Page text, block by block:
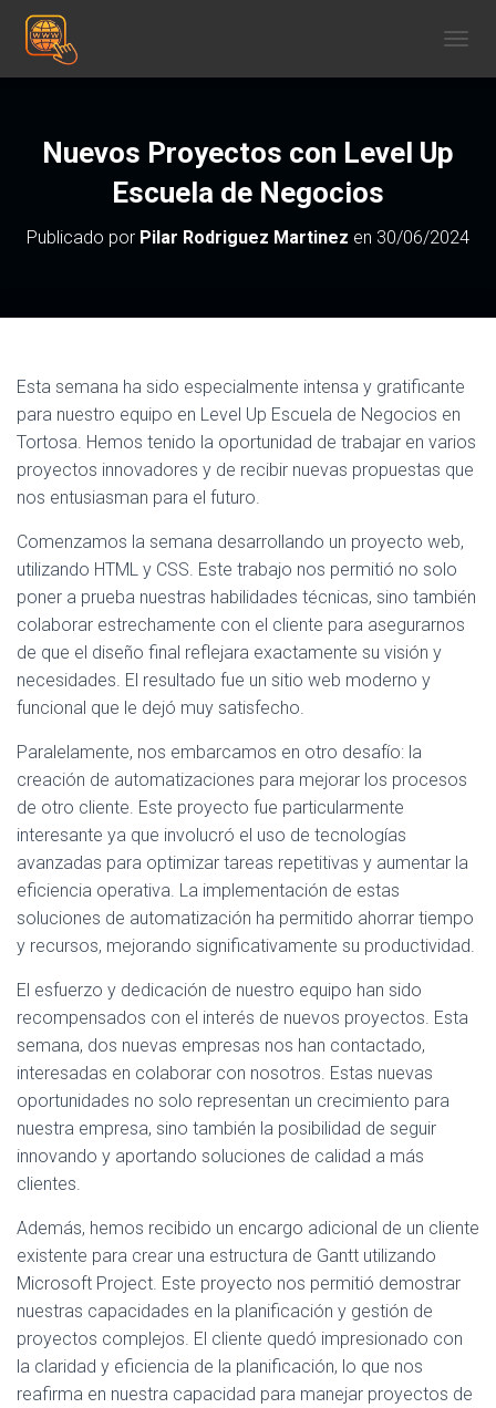
Nuevos Proyectos con Level Up
Escuela de Negocios
Publicado por Pilar Rodriguez Martinez en 30/06/2024
Esta semana ha sido especialmente intensa y gratificante
para nuestro equipo en Level Up Escuela de Negocios en
Tortosa. Hemos tenido la oportunidad de trabajar en varios
proyectos innovadores y de recibir nuevas propuestas que
nos entusiasman para el futuro.
Comenzamos la semana desarrollando un proyecto web,
utilizando HTML y CSS. Este trabajo nos permitió no solo
poner a prueba nuestras habilidades técnicas, sino también
colaborar estrechamente con el cliente para asegurarnos
de que el diseño final reflejara exactamente su visión y
necesidades. El resultado fue un sitio web moderno y
funcional que le dejó muy satisfecho.
Paralelamente, nos embarcamos en otro desafío: la
creación de automatizaciones para mejorar los procesos
de otro cliente. Este proyecto fue particularmente
interesante ya que involucró el uso de tecnologías
avanzadas para optimizar tareas repetitivas y aumentar la
eficiencia operativa. La implementación de estas
soluciones de automatización ha permitido ahorrar tiempo
y recursos, mejorando significativamente su productividad.
El esfuerzo y dedicación de nuestro equipo han sido
recompensados con el interés de nuevos proyectos. Esta
semana, dos nuevas empresas nos han contactado,
interesadas en colaborar con nosotros. Estas nuevas
oportunidades no solo representan un crecimiento para
nuestra empresa, sino también la posibilidad de seguir
innovando y aportando soluciones de calidad a más
clientes.
Además, hemos recibido un encargo adicional de un cliente
existente para crear una estructura de Gantt utilizando
Microsoft Project. Este proyecto nos permitió demostrar
nuestras capacidades en la planificación y gestión de
proyectos complejos. El cliente quedó impresionado con
la claridad y eficiencia de la planificación, lo que nos
reafirma en nuestra capacidad para manejar proyectos de